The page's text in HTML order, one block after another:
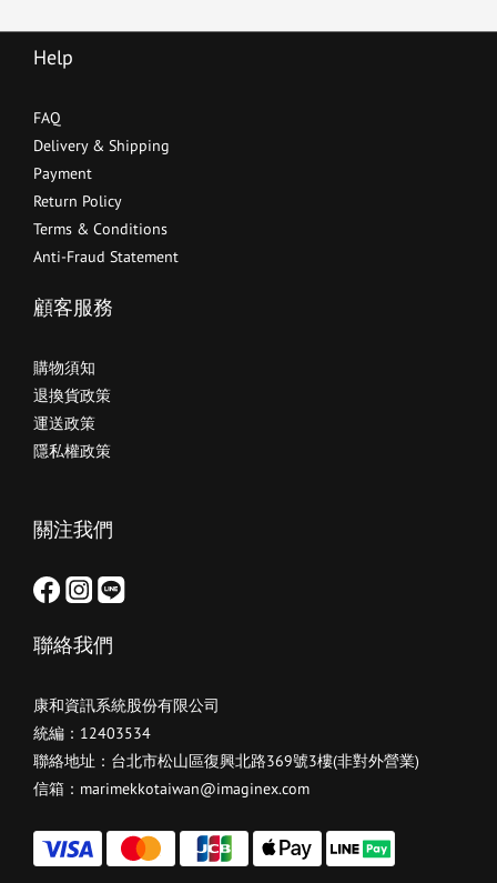
Help
FAQ
Delivery & Shipping
Payment
Return Policy
Terms & Conditions
Anti-Fraud Statement
顧客服務
購物須知
退換貨政策
運送政策
隱私權政策
關注我們
聯絡我們
康和資訊系統股份有限公司
統編：12403534
聯絡地址：台北市松山區復興北路369號3樓(非對外營業)
信箱：marimekkotaiwan@imaginex.com